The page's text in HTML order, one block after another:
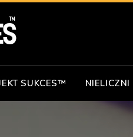
SUKCES™ NIELICZNI